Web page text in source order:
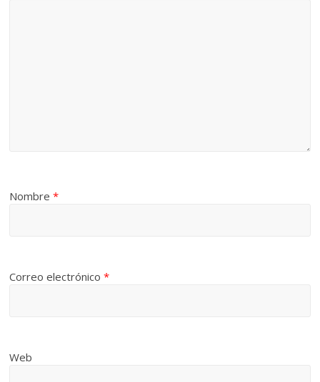
Nombre*
Correo electrónico*
Web